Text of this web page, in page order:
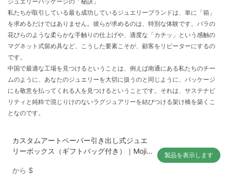
私たちが取引している最も成功しているジュエリーブランドは、単に「箱」
を求めるだけではありません。彼らが求めるのは、特別な体験です。バラの
花びらのような柔らかな手触りの仕上げや、適度な「カチッ」という感触の
マグネット式留め具など、こうした要素こそが、顧客をリピーターにするの
です。
中国で最適な工場を見つけるということは、例えば南通にある私たちのチー
ムのように、あなたのジュエリーを大切に扱うのと同じように、パッケージ
にも敬意を払ってくれる人を見つけるということです。それは、サステナビ
リティと純粋で混じりけのないラグジュアリーを結びつける架け橋を築くこ
となのです。
カスタムアートペーパー引き出し式ジュエ
リーボックス（ギフトバッグ付き）｜Mojiu
から $
製品を表示します